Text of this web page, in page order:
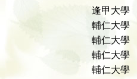
逢甲大學
輔仁大學
輔仁大學
輔仁大學
輔仁大學